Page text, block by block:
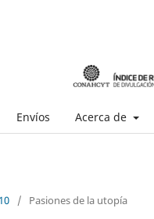
Envíos Acerca de
/ Pasiones de la utopía